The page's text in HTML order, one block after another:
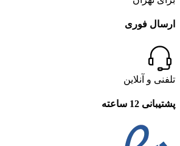
ارسال فوری
تلفنی و آنلاین
پشتیبانی 12 ساعته